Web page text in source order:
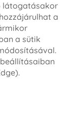
látogatásakor
a
a sütik